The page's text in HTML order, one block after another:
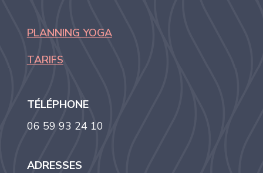
PLANNING YOGA
TARIFS
TÉLÉPHONE
06 59 93 24 10
ADRESSES